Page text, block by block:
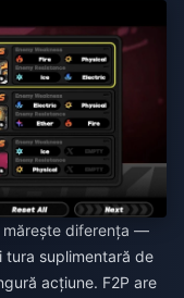
mărește diferența —
tura suplimentară de
acțiune. F2P are